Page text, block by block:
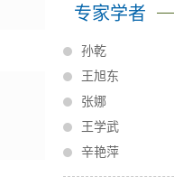
专家学者
孙乾
王旭东
张娜
王学武
辛艳萍